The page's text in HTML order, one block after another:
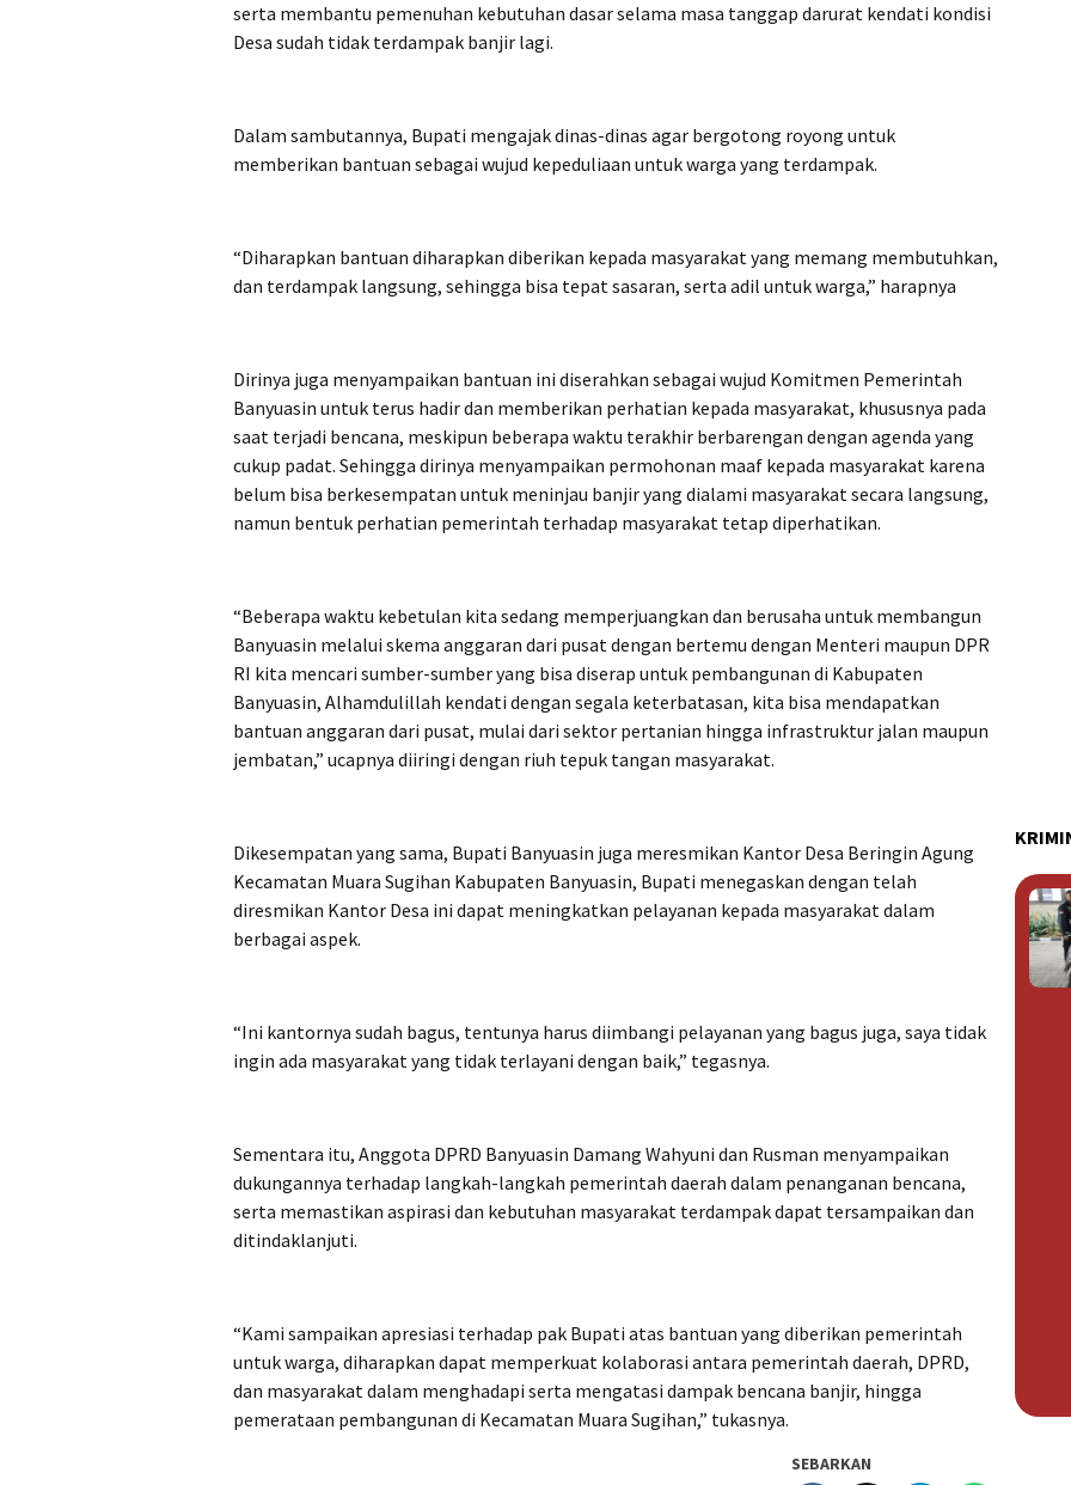
serta membantu pemenuhan kebutuhan dasar selama masa tanggap darurat kendati kondisi
Desa sudah tidak terdampak banjir lagi.
Dalam sambutannya, Bupati mengajak dinas-dinas agar bergotong royong untuk
memberikan bantuan sebagai wujud kepeduliaan untuk warga yang terdampak.
“Diharapkan bantuan diharapkan diberikan kepada masyarakat yang memang membutuhkan,
dan terdampak langsung, sehingga bisa tepat sasaran, serta adil untuk warga,” harapnya
Dirinya juga menyampaikan bantuan ini diserahkan sebagai wujud Komitmen Pemerintah
Banyuasin untuk terus hadir dan memberikan perhatian kepada masyarakat, khususnya pada
saat terjadi bencana, meskipun beberapa waktu terakhir berbarengan dengan agenda yang
cukup padat. Sehingga dirinya menyampaikan permohonan maaf kepada masyarakat karena
belum bisa berkesempatan untuk meninjau banjir yang dialami masyarakat secara langsung,
namun bentuk perhatian pemerintah terhadap masyarakat tetap diperhatikan.
“Beberapa waktu kebetulan kita sedang memperjuangkan dan berusaha untuk membangun
Banyuasin melalui skema anggaran dari pusat dengan bertemu dengan Menteri maupun DPR
RI kita mencari sumber-sumber yang bisa diserap untuk pembangunan di Kabupaten
Banyuasin, Alhamdulillah kendati dengan segala keterbatasan, kita bisa mendapatkan
bantuan anggaran dari pusat, mulai dari sektor pertanian hingga infrastruktur jalan maupun
jembatan,” ucapnya diiringi dengan riuh tepuk tangan masyarakat.
Dikesempatan yang sama, Bupati Banyuasin juga meresmikan Kantor Desa Beringin Agung
Kecamatan Muara Sugihan Kabupaten Banyuasin, Bupati menegaskan dengan telah
diresmikan Kantor Desa ini dapat meningkatkan pelayanan kepada masyarakat dalam
berbagai aspek.
“Ini kantornya sudah bagus, tentunya harus diimbangi pelayanan yang bagus juga, saya tidak
ingin ada masyarakat yang tidak terlayani dengan baik,” tegasnya.
Sementara itu, Anggota DPRD Banyuasin Damang Wahyuni dan Rusman menyampaikan
dukungannya terhadap langkah-langkah pemerintah daerah dalam penanganan bencana,
serta memastikan aspirasi dan kebutuhan masyarakat terdampak dapat tersampaikan dan
ditindaklanjuti.
“Kami sampaikan apresiasi terhadap pak Bupati atas bantuan yang diberikan pemerintah
untuk warga, diharapkan dapat memperkuat kolaborasi antara pemerintah daerah, DPRD,
dan masyarakat dalam menghadapi serta mengatasi dampak bencana banjir, hingga
pemerataan pembangunan di Kecamatan Muara Sugihan,” tukasnya.
SEBARKAN